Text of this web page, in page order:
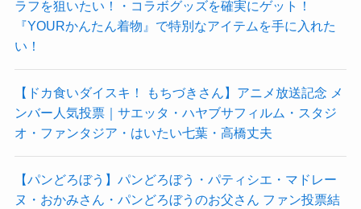
ラフを狙いたい！・コラボグッズを確実にゲット！
『YOURかんたん着物』で特別なアイテムを手に入れた
い！
【ドカ食いダイスキ！ もちづきさん】アニメ放送記念 メ
ンバー人気投票｜サエッタ・ハヤブサフィルム・スタジ
オ・ファンタジア・はいたい七葉・高橋丈夫
【パンどろぼう】パンどろぼう・パティシエ・マドレー
ヌ・おかみさん・パンどろぼうのお父さん ファン投票結